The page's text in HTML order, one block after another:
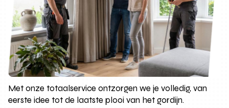
Met onze totaalservice ontzorgen we je volledig, van
eerste idee tot de laatste plooi van het gordijn.